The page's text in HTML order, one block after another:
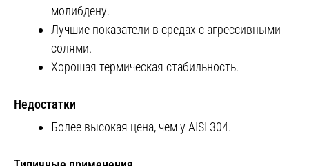
молибдену.
Лучшие показатели в средах с агрессивными
солями.
Хорошая термическая стабильность.
Недостатки
Более высокая цена, чем у AISI 304.